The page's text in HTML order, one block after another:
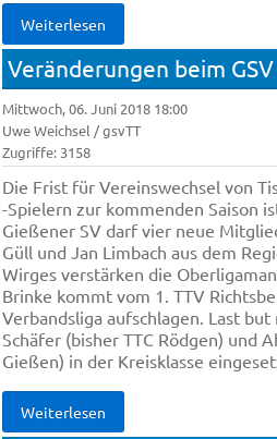
Weiterlesen
Veränderungen beim
Mittwoch, 06. Juni 2018 18:00
Uwe Weichsel / gsvTT
Zugriffe: 3158
Die Frist für Ver­eins­wech­sel von
-Spiel­ern zur kom­men­den Sai­son
Gießener SV darf vier neue
Güll und Jan Limbach aus dem
Wirges verstärken die
Brinke kommt vom 1. TTV
Verbandsliga aufschlagen. Last
Schäfer (bisher TTC Rödgen) und
Gießen) in der Kreisklasse
Weiterlesen